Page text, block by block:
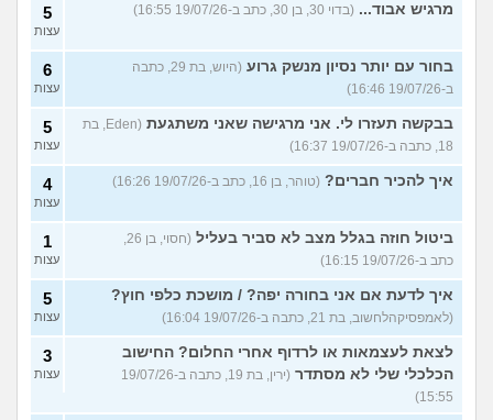
מרגיש אבוד... (בדוי 30, בן 30, כתב ב-19/07/26 16:55) 5
עצות
בחור עם יותר נסיון מנשק גרוע
(היוש, בת 29, כתבה
ב-19/07/26 16:46)
6
עצות
בבקשה תעזרו לי. אני מרגישה שאני משתגעת
(Eden, בת
18, כתבה ב-19/07/26 16:37)
5
עצות
איך להכיר חברים? (טוהר, בן 16, כתב ב-19/07/26 16:26) 4
עצות
ביטול חוזה בגלל מצב לא סביר בעליל
(חסוי, בן 26,
כתב ב-19/07/26 16:15)
1
עצות
איך לדעת אם אני בחורה יפה? / מושכת כלפי חוץ?
(לאמפסיקהלחשוב, בת 21, כתבה ב-19/07/26 16:04)
5
עצות
לצאת לעצמאות או לרדוף אחרי החלום? החישוב
הכלכלי שלי לא מסתדר
(ירין, בת 19, כתבה ב-19/07/26
15:55)
3
עצות